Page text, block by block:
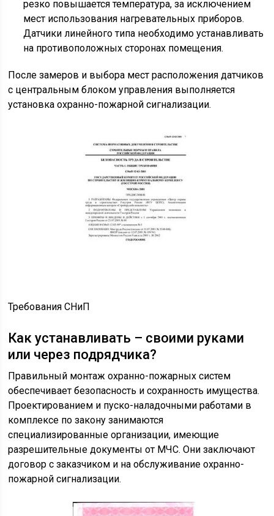
резко повышается температура, за исключением
мест использования нагревательных приборов.
Датчики линейного типа необходимо устанавливать
на противоположных сторонах помещения.
После замеров и выбора мест расположения датчиков
с центральным блоком управления выполняется
установка охранно-пожарной сигнализации.
Требования СНиП
Как устанавливать – своими руками
или через подрядчика?
Правильный монтаж охранно-пожарных систем
обеспечивает безопасность и сохранность имущества.
Проектированием и пуско-наладочными работами в
комплексе по закону занимаются
специализированные организации, имеющие
разрешительные документы от МЧС. Они заключают
договор с заказчиком и на обслуживание охранно-
пожарной сигнализации.